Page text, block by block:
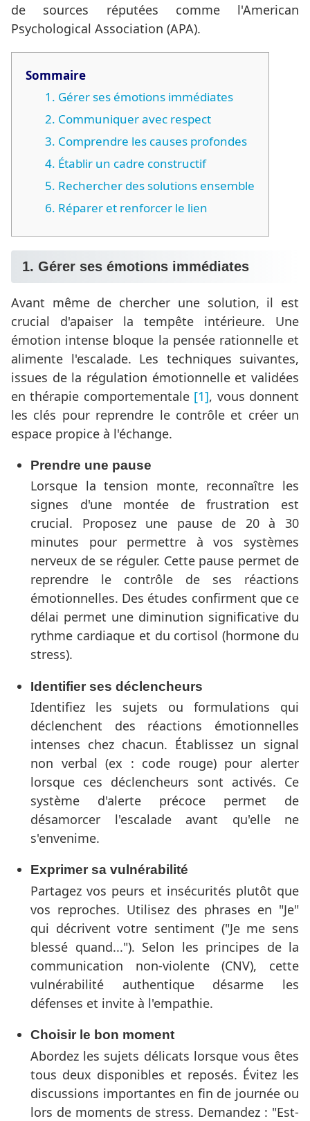
de sources réputées comme l'American
Psychological Association (APA).
Sommaire
1. Gérer ses émotions immédiates
2. Communiquer avec respect
3. Comprendre les causes profondes
4. Établir un cadre constructif
5. Rechercher des solutions ensemble
6. Réparer et renforcer le lien
1. Gérer ses émotions immédiates
Avant même de chercher une solution, il est
crucial d'apaiser la tempête intérieure. Une
émotion intense bloque la pensée rationnelle et
alimente l'escalade. Les techniques suivantes,
issues de la régulation émotionnelle et validées
en thérapie comportementale [1], vous donnent
les clés pour reprendre le contrôle et créer un
espace propice à l'échange.
Prendre une pause
Lorsque la tension monte, reconnaître les
signes d'une montée de frustration est
crucial. Proposez une pause de 20 à 30
minutes pour permettre à vos systèmes
nerveux de se réguler. Cette pause permet de
reprendre le contrôle de ses réactions
émotionnelles. Des études confirment que ce
délai permet une diminution significative du
rythme cardiaque et du cortisol (hormone du
stress).
Identifier ses déclencheurs
Identifiez les sujets ou formulations qui
déclenchent des réactions émotionnelles
intenses chez chacun. Établissez un signal
non verbal (ex : code rouge) pour alerter
lorsque ces déclencheurs sont activés. Ce
système d'alerte précoce permet de
désamorcer l'escalade avant qu'elle ne
s'envenime.
Exprimer sa vulnérabilité
Partagez vos peurs et insécurités plutôt que
vos reproches. Utilisez des phrases en "Je"
qui décrivent votre sentiment ("Je me sens
blessé quand..."). Selon les principes de la
communication non-violente (CNV), cette
vulnérabilité authentique désarme les
défenses et invite à l'empathie.
Choisir le bon moment
Abordez les sujets délicats lorsque vous êtes
tous deux disponibles et reposés. Évitez les
discussions importantes en fin de journée ou
lors de moments de stress. Demandez : "Est-